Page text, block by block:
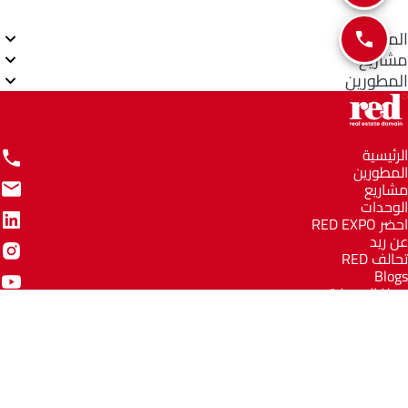
المناطق
مشاريع
المطورين
الرئيسية
المطورين
مشاريع
الوحدات
احضر RED EXPO
عن ريد
تحالف RED
Blogs
مركز المعرفة